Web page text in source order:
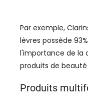
Par exemple,
lèvres possède
l'importance de la
produits de
Produits